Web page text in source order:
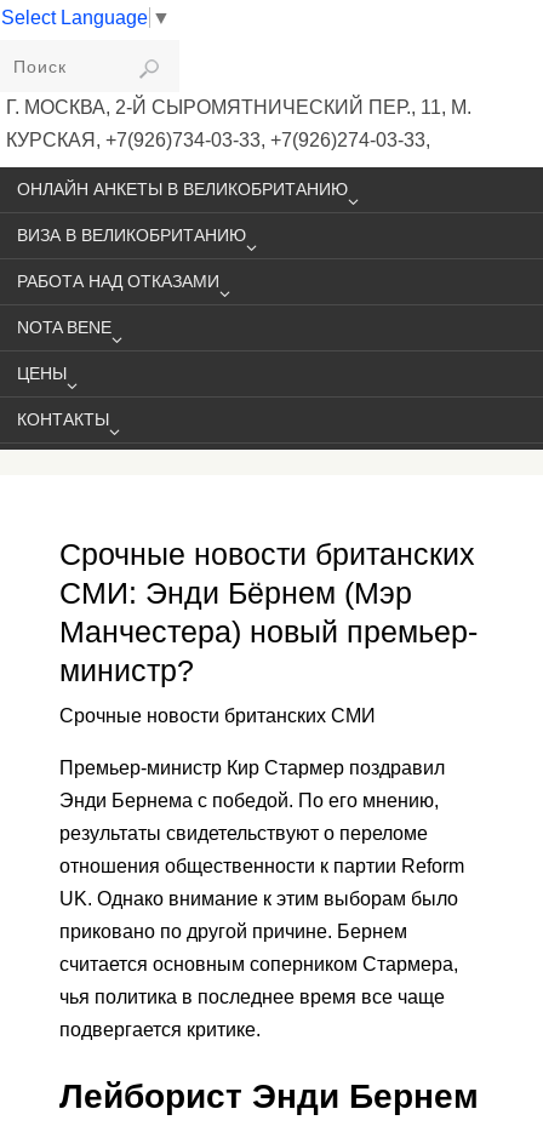
Select Language ▼
VIKIVISA
Г. МОСКВА, 2-Й СЫРОМЯТНИЧЕСКИЙ ПЕР., 11, М.
КУРСКАЯ, +7(926)734-03-33, +7(926)274-03-33,
VISA@VIKIVISA.RU
ОНЛАЙН АНКЕТЫ В ВЕЛИКОБРИТАНИЮ
ВИЗА В ВЕЛИКОБРИТАНИЮ
РАБОТА НАД ОТКАЗАМИ
NOTA BENE
ЦЕНЫ
КОНТАКТЫ
Срочные новости британских
СМИ: Энди Бёрнем (Мэр
Манчестера) новый премьер-
министр?
Срочные новости британских СМИ
Премьер-министр Кир Стармер поздравил
Энди Бернема с победой. По его мнению,
результаты свидетельствуют о переломе
отношения общественности к партии Reform
UK. Однако внимание к этим выборам было
приковано по другой причине. Бернем
считается основным соперником Стармера,
чья политика в последнее время все чаще
подвергается критике.
Лейборист Энди Бернем